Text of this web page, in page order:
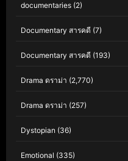
documentaries (2)
Documentary สารคดี (7)
Documentary สารคดี (193)
Drama ดราม่า (2,770)
Drama ดราม่า (257)
Dystopian (36)
Emotional (335)